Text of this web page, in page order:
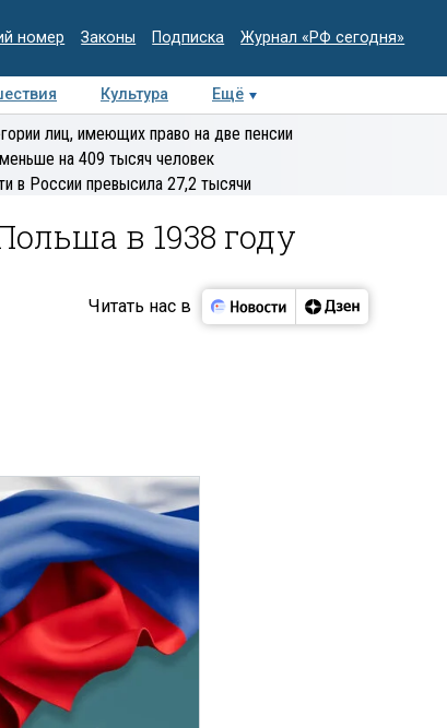
номер Законы Подписка Журнал «РФ сегодня»
Культура Ещё
Интервью Колумнисты
Деловая
лиц, имеющих право на две пенсии
на 409 тысяч человек
в России превысила 27,2 тысячи
в 1938 году
Читать нас в